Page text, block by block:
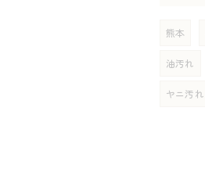
熊本
油汚れ
ヤニ汚れ